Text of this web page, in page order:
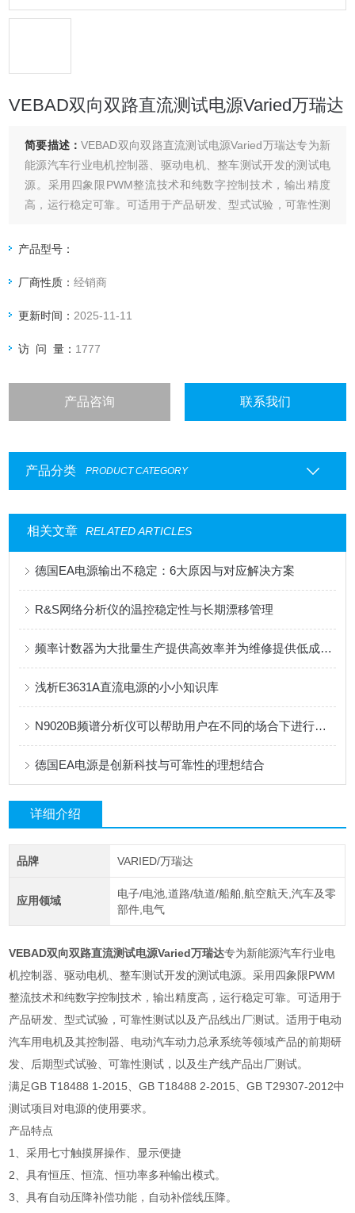
VEBAD双向双路直流测试电源Varied万瑞达
简要描述：VEBAD双向双路直流测试电源Varied万瑞达专为新
能源汽车行业电机控制器、驱动电机、整车测试开发的测试电
源。采用四象限PWM整流技术和纯数字控制技术，输出精度
高，运行稳定可靠。可适用于产品研发、型式试验，可靠性测
电动汽车动力总承系统等领域产品的前期研发、后期型式试
产品型号：
厂商性质：经销商
更新时间：2025-11-11
访 问 量： 1777
产品咨询 联系我们
产品分类 PRODUCT CATEGORY
相关文章 RELATED ARTICLES
德国EA电源输出不稳定：6大原因与对应解决方案
R&S网络分析仪的温控稳定性与长期漂移管理
频率计数器为大批量生产提供高效率并为维修提供低成本和便携性
浅析E3631A直流电源的小小知识库
N9020B频谱分析仪可以帮助用户在不同的场合下进行精确的信号测量和分析
德国EA电源是创新科技与可靠性的理想结合
详细介绍
品牌 VARIED/万瑞达
应用领域
电子/电池,道路/轨道/船舶,航空航天,汽车及零
部件,电气
VEBAD双向双路直流测试电源Varied万瑞达专为新能源汽车行业电
机控制器、驱动电机、整车测试开发的测试电源。采用四象限PWM
整流技术和纯数字控制技术，输出精度高，运行稳定可靠。可适用于
产品研发、型式试验，可靠性测试以及产品线出厂测试。适用于电动
汽车用电机及其控制器、电动汽车动力总承系统等领域产品的前期研
发、后期型式试验、可靠性测试，以及生产线产品出厂测试。
满足GB T18488 1-2015、GB T18488 2-2015、GB T29307-2012中
测试项目对电源的使用要求。
产品特点
1、采用七寸触摸屏操作、显示便捷
2、具有恒压、恒流、恒功率多种输出模式。
3、具有自动压降补偿功能，自动补偿线压降。